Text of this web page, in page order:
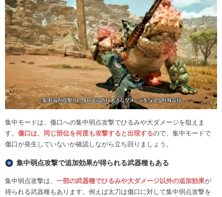
集中モードは、傷口への集中弱点攻撃でひるみや大ダメージを狙えま
す。 傷口は、同じ部位を何度も攻撃すると出現するので、集中モードで
傷口が発生していないか確認しながら立ち回りましょう。
集中弱点攻撃で追加効果が得られる武器種もある
集中弱点攻撃は、 一部の武器種でひるみや大ダメージ以外の追加効果が
得られる武器種もあります。例えば太刀は傷口に対して集中弱点攻撃を